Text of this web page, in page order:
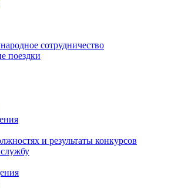
сотрудничество
поездки
и результаты конкурсов